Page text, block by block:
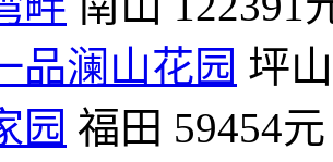
品澜山花园 坪山
园 福田 59454元